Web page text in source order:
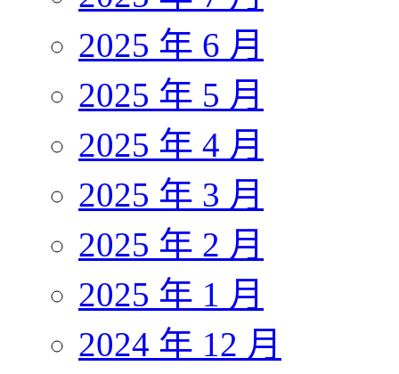
2025 年 6 月
2025 年 5 月
2025 年 4 月
2025 年 3 月
2025 年 2 月
2025 年 1 月
2024 年 12 月